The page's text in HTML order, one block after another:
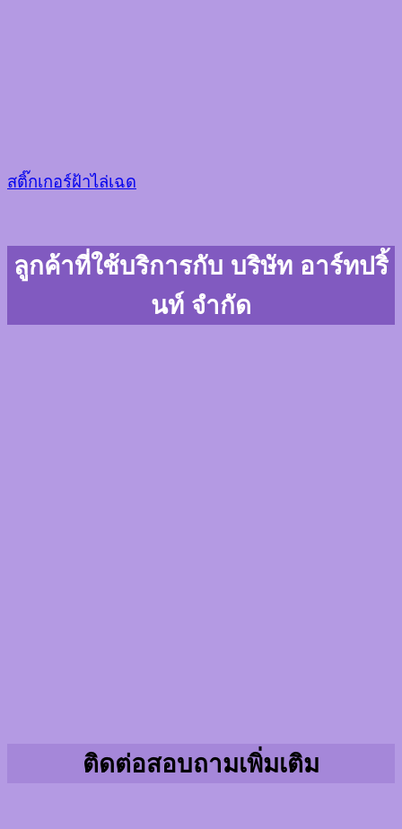
สติ๊กเกอร์ฝ้าไล่เฉด
ลูกค้าที่ใช้บริการกับ บริษัท อาร์ทปริ้
นท์ จำกัด
ติดต่อสอบถามเพิ่มเติม